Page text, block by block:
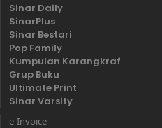
Sinar Daily
SinarPlus
Sinar Bestari
Pop Family
Kumpulan Karangkraf
Grup Buku
Ultimate Print
Sinar Varsity
e-Invoice